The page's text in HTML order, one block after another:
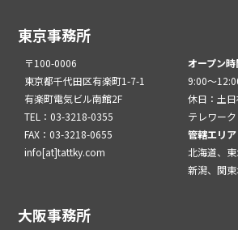
東京事務所
〒100-0006
東京都千代田区有楽町1-7-1
有楽町電気ビル南館2F
TEL：03-3218-0355
FAX：03-3218-0655
info[at]tattky.com
オープン時
9:00～
休日：土
テレワー
管轄エリア
北海道、東
新潟、関
大阪事務所